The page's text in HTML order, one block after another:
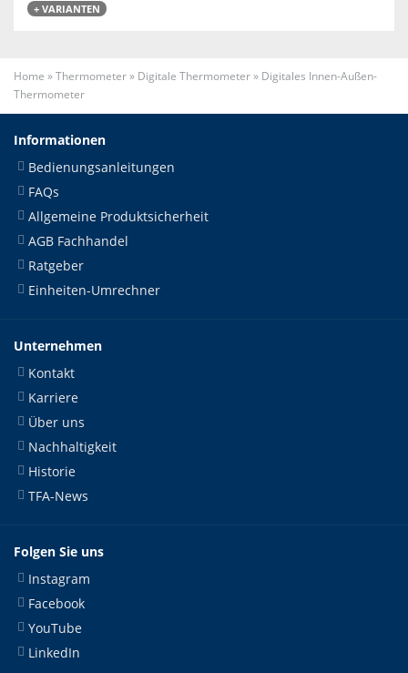
+ VARIANTEN
Home »Thermometer» Digitale Thermometer» Digitales Innen-Außen-
Thermometer
Informationen
Bedienungsanleitungen
FAQs
Allgemeine Produktsicherheit
AGB Fachhandel
Ratgeber
Einheiten-Umrechner
Unternehmen
Kontakt
Karriere
Über uns
Nachhaltigkeit
Historie
TFA-News
Folgen Sie uns
Instagram
Facebook
YouTube
LinkedIn